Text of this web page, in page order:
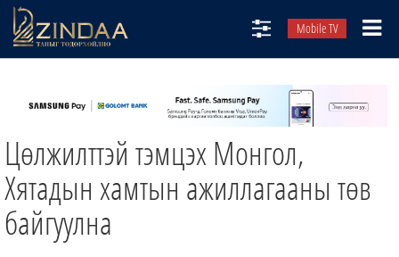
Mobile TV
ТВ8
ӨГЛӨӨНИЙ СОНИН
АУДИО ЗОХИОЛ
ЗИНДАА СЭТГҮҮЛ
Цөлжилттэй тэмцэх Монгол,
Хятадын хамтын ажиллагааны төв
байгуулна